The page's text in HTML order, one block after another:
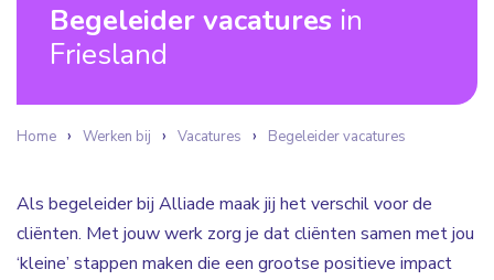
Begeleider vacatures in
Friesland
Home Werken bij Vacatures Begeleider vacatures
Als begeleider bij Alliade maak jij het verschil voor de
cliënten. Met jouw werk zorg je dat cliënten samen met jou
‘kleine’ stappen maken die een grootse positieve impact